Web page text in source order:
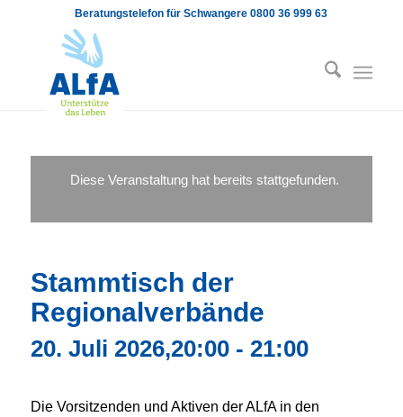
Beratungstelefon für Schwangere 0800 36 999 63
Diese Veranstaltung hat bereits stattgefunden.
Stammtisch der
Regionalverbände
20. Juli 2026,20:00- 21:00
Die Vorsitzenden und Aktiven der ALfA in den